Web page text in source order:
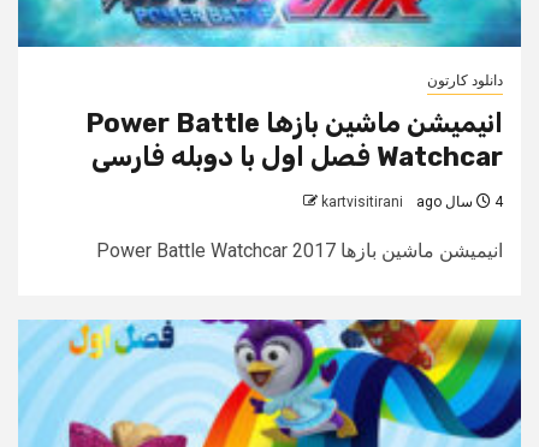
دانلود کارتون
انیمیشن ماشین بازها Power Battle
Watchcar فصل اول با دوبله فارسی
4 سال ago kartvisitirani
انیمیشن ماشین بازها Power Battle Watchcar 2017